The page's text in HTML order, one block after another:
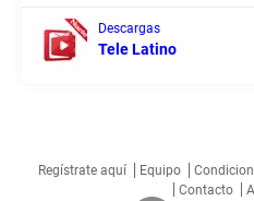
Descargas
Tele Latino
Regístrate aquí Equipo
Contacto